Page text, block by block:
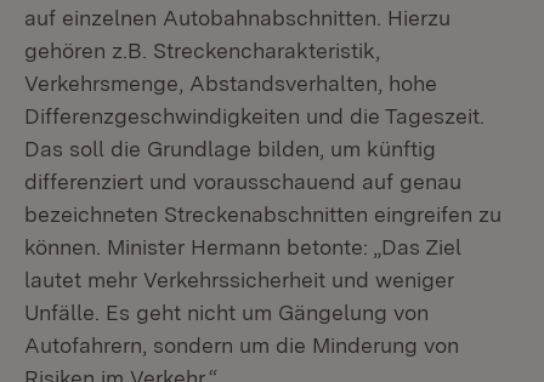
auf einzelnen Autobahnabschnitten. Hierzu
gehören z.B. Streckencharakteristik,
Verkehrsmenge, Abstandsverhalten, hohe
Differenzgeschwindigkeiten und die Tageszeit.
Das soll die Grundlage bilden, um künftig
differenziert und vorausschauend auf genau
bezeichneten Streckenabschnitten eingreifen zu
können. Minister Hermann betonte: „Das Ziel
lautet mehr Verkehrssicherheit und weniger
Unfälle. Es geht nicht um Gängelung von
Autofahrern, sondern um die Minderung von